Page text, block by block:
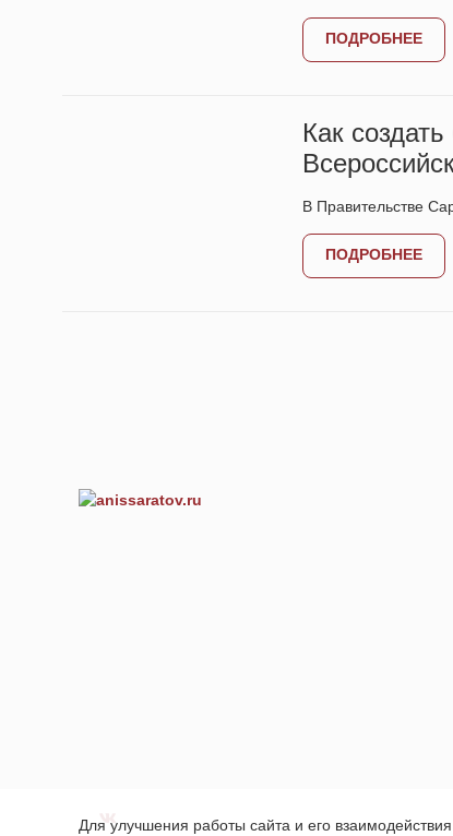
ПОДРОБНЕЕ
Как
В Правительстве
ПОДРОБНЕЕ
Для улучшения работы сайта и его